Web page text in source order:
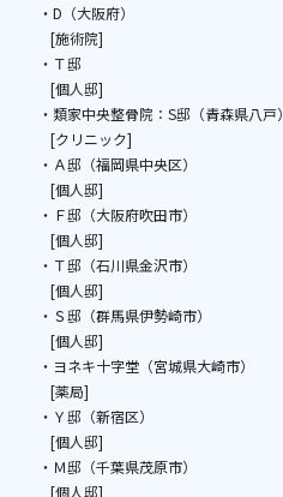
・D（大阪府）
[施術院]
・Ｔ邸
[個人邸]
・類家中央整骨院：S邸（青森県八戸）
[クリニック]
・Ａ邸（福岡県中央区）
[個人邸]
・Ｆ邸（大阪府吹田市）
[個人邸]
・Ｔ邸（石川県金沢市）
[個人邸]
・Ｓ邸（群馬県伊勢崎市）
[個人邸]
・ヨネキ十字堂（宮城県大崎市）
[薬局]
・Ｙ邸（新宿区）
[個人邸]
・Ｍ邸（千葉県茂原市）
[個人邸]